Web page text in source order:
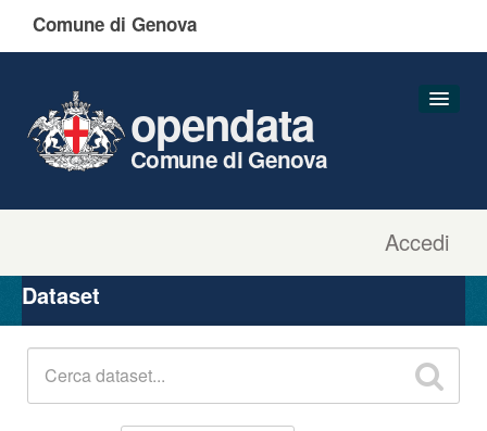
Comune di Genova
Accedi
opendata
Comune di Genova
Organizzazioni
Gruppi
Dataset